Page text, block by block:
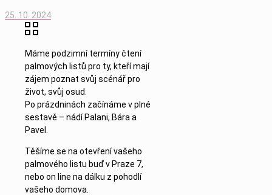
25. 10. 2024
Máme podzimní termíny čtení
palmových listů pro ty, kteří mají
zájem poznat svůj scénář pro
život, svůj osud.
Po prázdninách začínáme v plné
sestavě – nádí Palani, Bára a
Pavel.
Těšíme se na otevření vašeho
palmového listu buď v Praze 7,
nebo on line na dálku z pohodlí
vašeho domova.